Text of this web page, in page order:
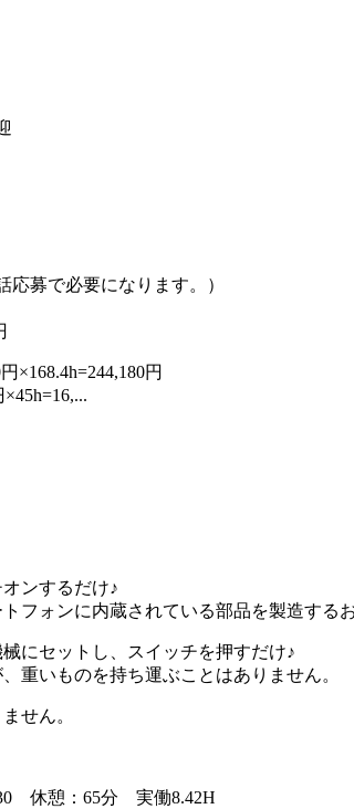
募で必要になります。）
×168.4h=244,180円
ンするだけ♪
フォンに内蔵されている部品を製造する
にセットし、スイッチを押すだけ♪
重いものを持ち運ぶことはありません。
せん。
休憩：65分 実働8.42H